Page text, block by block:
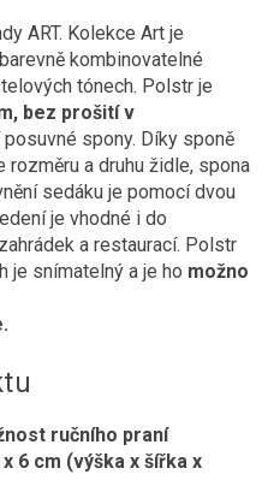
ART. Kolekce Art je
kombinovatelné
tónech. Polstr je
bez prošití v
spony. Díky sponě
a druhu židle, spona
sedáku je pomocí dvou
je vhodné i do
a restaurací. Polstr
je snímatelný a je ho možno
ručního praní
6 cm (výška x šířka x